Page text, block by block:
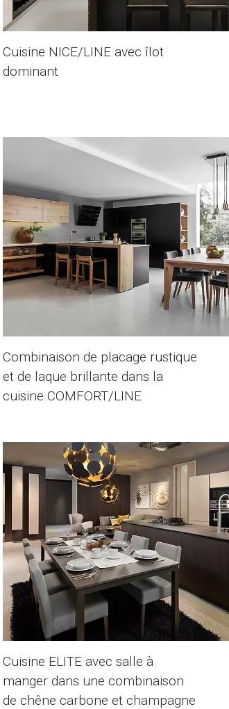
Cuisine NICE/LINE avec îlot
dominant
Combinaison de placage rustique
et de laque brillante dans la
cuisine COMFORT/LINE
Cuisine ELITE avec salle à
manger dans une combinaison
de chêne carbone et champagne